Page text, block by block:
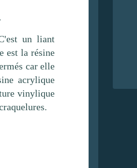
un liant
est la résine
car elle
acrylique
vinylique